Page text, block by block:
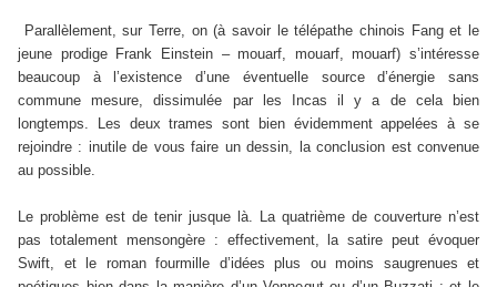
Parallèlement, sur Terre, on (à savoir le télépathe chinois Fang et le
jeune prodige Frank Einstein – mouarf, mouarf, mouarf) s’intéresse
beaucoup à l’existence d’une éventuelle source d’énergie sans
commune mesure, dissimulée par les Incas il y a de cela bien
longtemps. Les deux trames sont bien évidemment appelées à se
rejoindre : inutile de vous faire un dessin, la conclusion est convenue
au possible.
Le problème est de tenir jusque là. La quatrième de couverture n’est
pas totalement mensongère : effectivement, la satire peut évoquer
Swift, et le roman fourmille d’idées plus ou moins saugrenues et